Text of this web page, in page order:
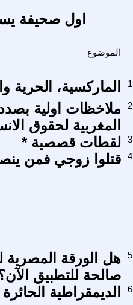
اول صحيفة
الموضوع
الماركسية، الحرية 1
ملاخظات اولية
المغربية لحقوق
2
لقطات قصصية *
3
قتلوا زوجي فمن 4
هل الورقة المصرية
صالحة للتطبيق
5
الديمقراطية 6